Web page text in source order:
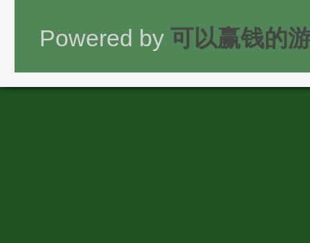
Powered by 可以赢钱的